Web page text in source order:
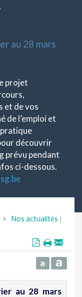
au 28 mars
projet
et de vos
de l’emploi et
découvrir
prévu pendant
ci-dessous.
Nos actualités |
au 28 mars